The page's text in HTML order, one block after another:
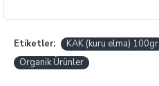
Etiketler: KAK (kuru elma) 100gr
Organik Ürünler